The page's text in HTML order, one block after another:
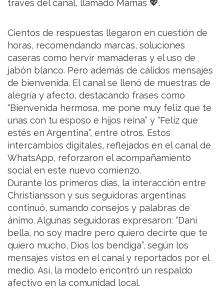
través del canal, llamado Mamas 💖.
Cientos de respuestas llegaron en cuestión de
horas, recomendando marcas, soluciones
caseras como hervir mamaderas y el uso de
jabón blanco. Pero además de cálidos mensajes
de bienvenida. El canal se llenó de muestras de
alegría y afecto, destacando frases como
“Bienvenida hermosa, me pone muy feliz que te
unas con tu esposo e hijos reina” y “Feliz que
estés en Argentina”, entre otros. Estos
intercambios digitales, reflejados en el canal de
WhatsApp, reforzaron el acompañamiento
social en este nuevo comienzo.
Durante los primeros días, la interacción entre
Christiansson y sus seguidoras argentinas
continuó, sumando consejos y palabras de
ánimo. Algunas seguidoras expresaron: “Dani
bella, no soy madre pero quiero decirte que te
quiero mucho, Dios los bendiga”, según los
mensajes vistos en el canal y reportados por el
medio. Así, la modelo encontró un respaldo
afectivo en la comunidad local.